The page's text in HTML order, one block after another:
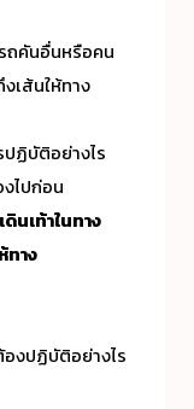
ถคันอื่นหรือคน
เส้นให้ทาง
ฏิบัติอย่างไร
งไปก่อน
นเท้าในทาง
ทาง
งปฏิบัติอย่างไร